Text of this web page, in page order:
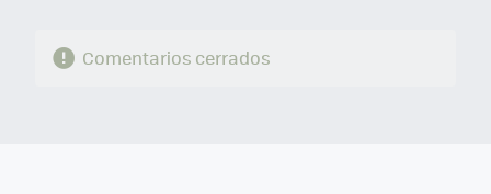
Comentarios cerrados